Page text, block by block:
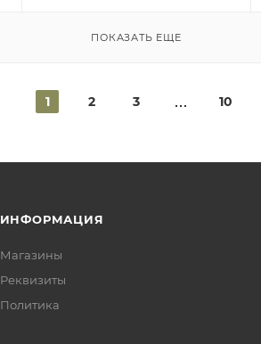
ПОКАЗАТЬ ЕЩЕ
1 2 3 10
ИНФОРМАЦИЯ
Магазины
Реквизиты
Политика